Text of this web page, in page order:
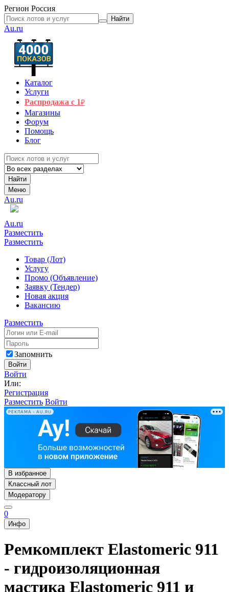
Регион Россия
Найти
Au.ru
Каталог
Услуги
Распродажа с 1₽
Магазины
Форум
Помощь
Блог
Найти
Меню
Au.ru
Au.ru
Разместить
Разместить
Товар (Лот)
Услугу
Промо (Объявление)
Заявку (Тендер)
Новая акция
Вакансию
Разместить
Запомнить
Войти
Войти
Или:
Регистрация
Разместить Войти
РЕКЛАМА • AU.RU
В избранное
Классный лот
Модератору
0
Инфо
Ремкомплект Elastomeric 911
- гидроизоляционная
мастика Elastomeric 911 и